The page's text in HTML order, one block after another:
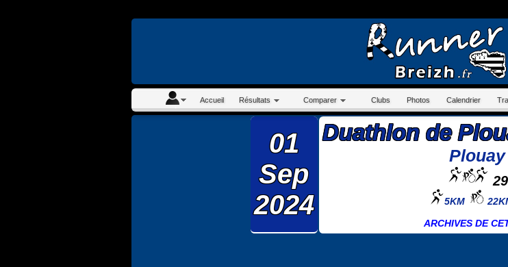
Accueil Résultats Comparer Clubs Photos Calendrier
01
Sep
2024
Duathlon de
Plouay
5KM
ARCHIVES DE